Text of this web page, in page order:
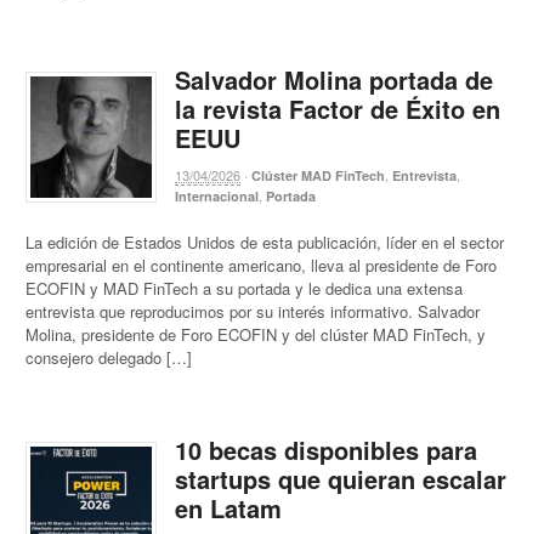
Salvador Molina portada de
la revista Factor de Éxito en
EEUU
13/04/2026 ·Clúster MAD FinTech Entrevista
Internacional Portada
La edición de Estados Unidos de esta publicación, líder en el sector
empresarial en el continente americano, lleva al presidente de Foro
ECOFIN y MAD FinTech a su portada y le dedica una extensa
entrevista que reproducimos por su interés informativo. Salvador
Molina, presidente de Foro ECOFIN y del clúster MAD FinTech, y
consejero delegado […]
10 becas disponibles para
startups que quieran escalar
en Latam